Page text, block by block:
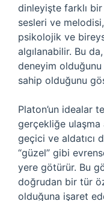
dinleyişte farklı bir
sesleri ve
psikolojik ve
algılanabilir. Bu
deneyim
sahip olduğunu
Platon’un idealar
gerçekliğe ulaşma
geçici ve aldatıcı
“güzel” gibi
yere götürür. Bu
doğrudan bir tür
olduğuna işaret